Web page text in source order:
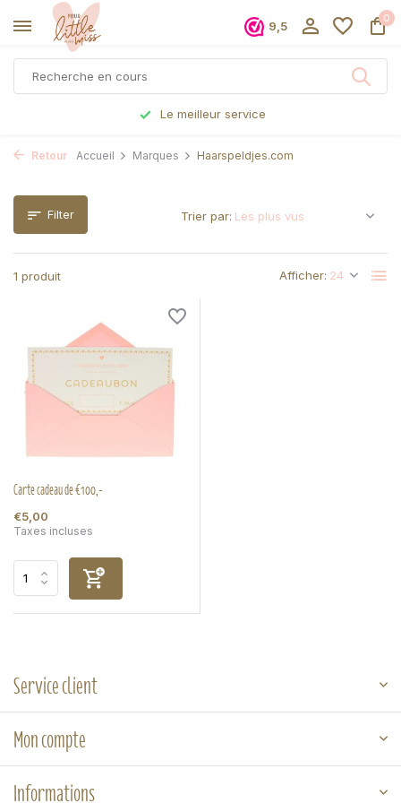
9,5
0
Le meilleur service
Retour Accueil Marques Haarspeldjes.com
Filter
1 produit Afficher:
Trier par:
Carte cadeau de €100,-
€5,00
Taxes incluses
Service client
Mon compte
Informations